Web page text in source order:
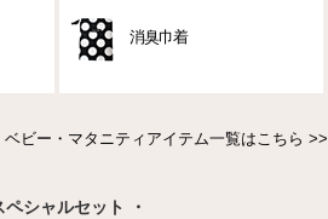
消臭巾着
ベビー・マタニティアイテム一覧はこちら >>
ペシャルセット ・